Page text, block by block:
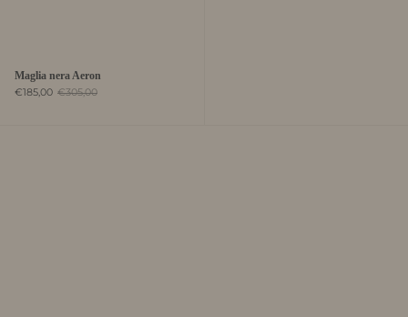
Maglia nera Aeron
€185,00 €305,00